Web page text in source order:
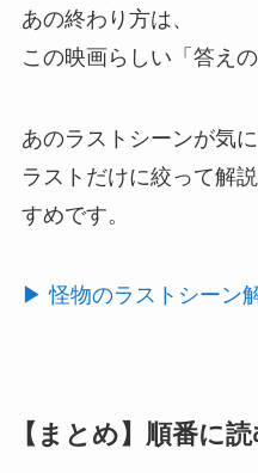
あの終わり方は、
この映画らしい「答え
あのラストシーンが気
ラストだけに絞って解
すめです。
▶ 怪物のラストシーン
【まとめ】順番に